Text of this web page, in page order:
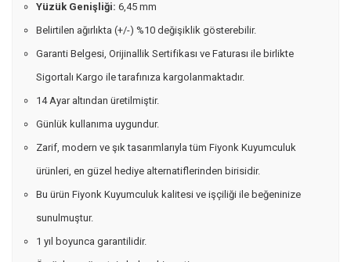
Yüzük Genişliği: 6,45 mm
Belirtilen ağırlıkta (+/-) %10 değişiklik gösterebilir.
Garanti Belgesi, Orijinallik Sertifikası ve Faturası ile birlikte
Sigortalı Kargo ile tarafınıza kargolanmaktadır.
14 Ayar altından üretilmiştir.
Günlük kullanıma uygundur.
Zarif, modern ve şık tasarımlarıyla tüm Fiyonk Kuyumculuk
ürünleri, en güzel hediye alternatiflerinden birisidir.
Bu ürün Fiyonk Kuyumculuk kalitesi ve işçiliği ile beğeninize
sunulmuştur.
1 yıl boyunca garantilidir.